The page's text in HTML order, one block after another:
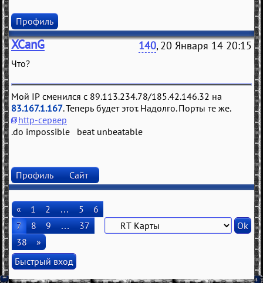
Профиль
XCanG 140, 20 Января 14 20:15
Что?
Мой IP сменился с 89.113.234.78/185.42.146.32 на
83.167.1.167. Теперь будет этот. Надолго. Порты те же.
http-сервер
.do impossible beat unbeatable
Профиль Сайт
« 1 2 … 5
6
7
8 9 …
37
38
»